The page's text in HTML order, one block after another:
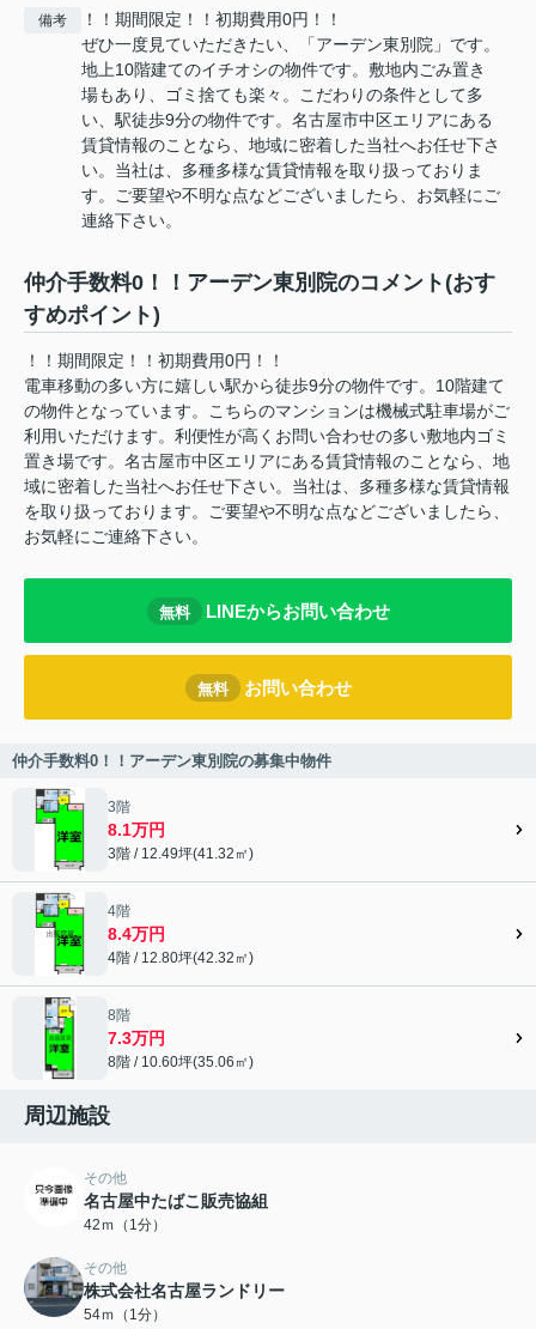
備考
！！期間限定！！初期費用0円！！
ぜひ一度見ていただきたい、「アーデン東別院」です。
地上10階建てのイチオシの物件です。敷地内ごみ置き
場もあり、ゴミ捨ても楽々。こだわりの条件として多
い、駅徒歩9分の物件です。名古屋市中区エリアにある
賃貸情報のことなら、地域に密着した当社へお任せ下さ
い。当社は、多種多様な賃貸情報を取り扱っておりま
す。ご要望や不明な点などございましたら、お気軽にご
連絡下さい。
仲介手数料0！！アーデン東別院のコメント(おす
すめポイント)
！！期間限定！！初期費用0円！！
電車移動の多い方に嬉しい駅から徒歩9分の物件です。10階建て
の物件となっています。こちらのマンションは機械式駐車場がご
利用いただけます。利便性が高くお問い合わせの多い敷地内ゴミ
置き場です。名古屋市中区エリアにある賃貸情報のことなら、地
域に密着した当社へお任せ下さい。当社は、多種多様な賃貸情報
を取り扱っております。ご要望や不明な点などございましたら、
お気軽にご連絡下さい。
無料 LINEからお問い合わせ
無料 お問い合わせ
仲介手数料0！！アーデン東別院の募集中物件
3階
8.1万円
3階 / 12.49坪(41.32㎡)
4階
8.4万円
4階 / 12.80坪(42.32㎡)
8階
7.3万円
8階 / 10.60坪(35.06㎡)
周辺施設
その他
名古屋中たばこ販売協組
42ｍ（1分）
その他
株式会社名古屋ランドリー
54ｍ（1分）